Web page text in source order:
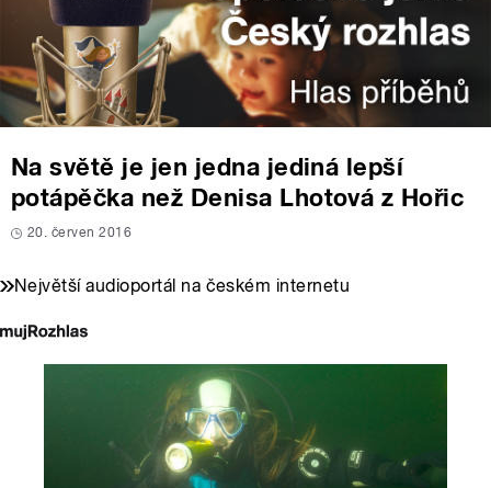
Na světě je jen jedna jediná lepší
potápěčka než Denisa Lhotová z Hořic
20. červen 2016
Největší audioportál na českém internetu